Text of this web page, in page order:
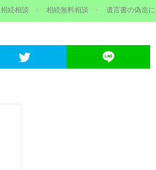
相続相談 相続無料相談 遺言書の偽造